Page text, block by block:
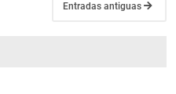
Entradas antiguas